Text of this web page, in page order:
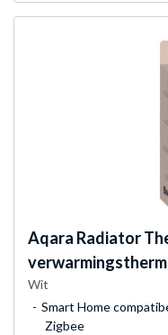
Aqara Radiator
Wit
Smart Home
Zigbee